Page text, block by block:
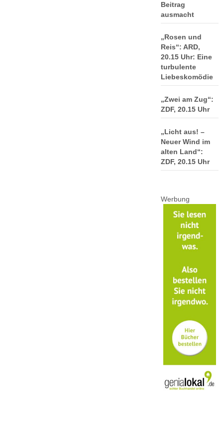
Beitrag
ausmacht
„Rosen und
Reis“: ARD,
20.15 Uhr: Eine
turbulente
Liebeskomödie
„Zwei am Zug“:
ZDF, 20.15 Uhr
„Licht aus! –
Neuer Wind im
alten Land“:
ZDF, 20.15 Uhr
Werbung